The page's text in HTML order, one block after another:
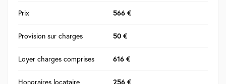
Prix 566 €
Provision sur charges 50 €
Loyer charges comprises 616 €
Honoraires locataire 256 €